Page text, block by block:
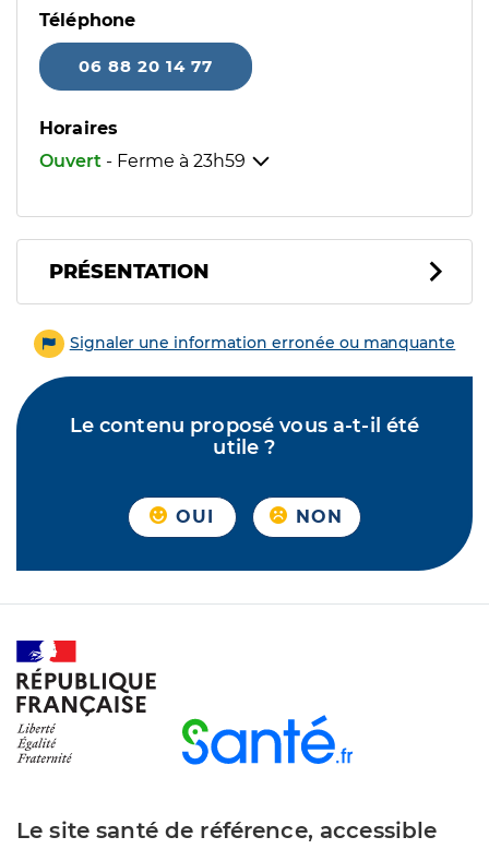
Téléphone
06 88 20 14 77
Horaires
Ouvert - Ferme à 23h59
PRÉSENTATION
Signaler une information erronée ou manquante
Le contenu proposé vous a-t-il été
utile ?
OUI NON
Le site santé de référence, accessible